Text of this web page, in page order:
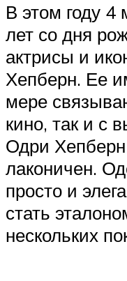
В этом году 4
лет со дня
актрисы и
Хепберн. Ее
мере
кино, так и с
Одри
лаконичен.
просто и
стать
нескольких